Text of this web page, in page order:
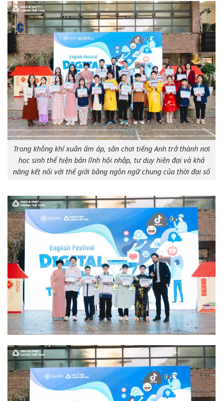
Trong không khí xuân ấm áp, sân chơi tiếng Anh trở thành nơi
học sinh thể hiện bản lĩnh hội nhập, tư duy hiện đại và khả
năng kết nối với thế giới bằng ngôn ngữ chung của thời đại số